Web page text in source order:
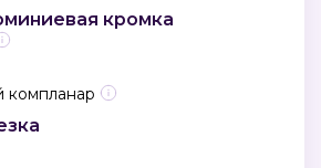
кромка
компланар